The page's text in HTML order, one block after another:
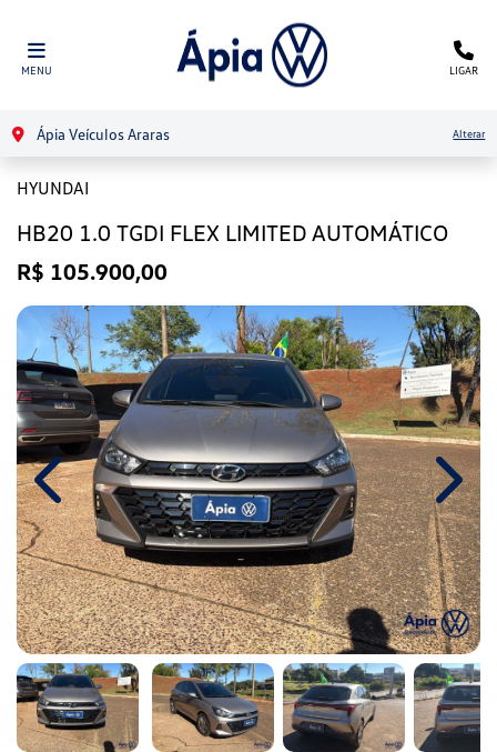
MENU LIGAR
Ápia Veículos Araras Alterar
HYUNDAI
HB20 1.0 TGDI FLEX LIMITED AUTOMÁTICO
R$ 105.900,00
Previous Next